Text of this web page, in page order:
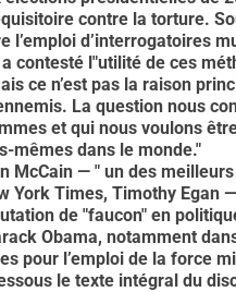
contre la torture.
l’emploi d’interrogatoires
contesté l"utilité de ces
ce n’est pas la raison
La question nous
et qui nous voulons
mêmes dans le monde."
McCain — " un des
York Times, Timothy Egan
de "faucon" en
Obama, notamment
pour l’emploi de la force
le texte intégral du